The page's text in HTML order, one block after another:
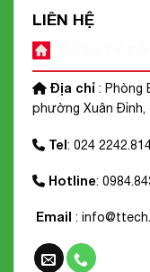
LIÊN HỆ
Địa chỉ : Phòng
phường Xuân Đỉnh,
Tel: 024
Hotline:
Email :